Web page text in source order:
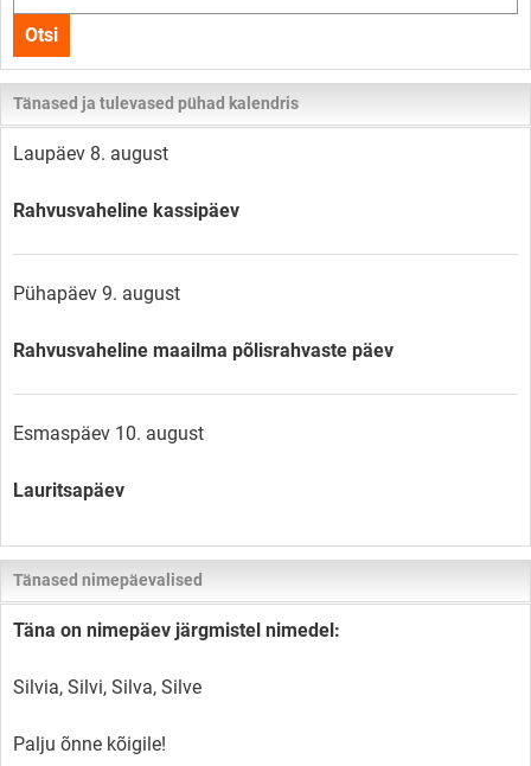
kogu
lehelt
Otsi
Tänased ja tulevased pühad kalendris
Laupäev 8. august
Rahvusvaheline kassipäev
Pühapäev 9. august
Rahvusvaheline maailma põlisrahvaste päev
Esmaspäev 10. august
Lauritsapäev
Tänased nimepäevalised
Täna on nimepäev järgmistel nimedel:
Silvia, Silvi, Silva, Silve
Palju õnne kõigile!